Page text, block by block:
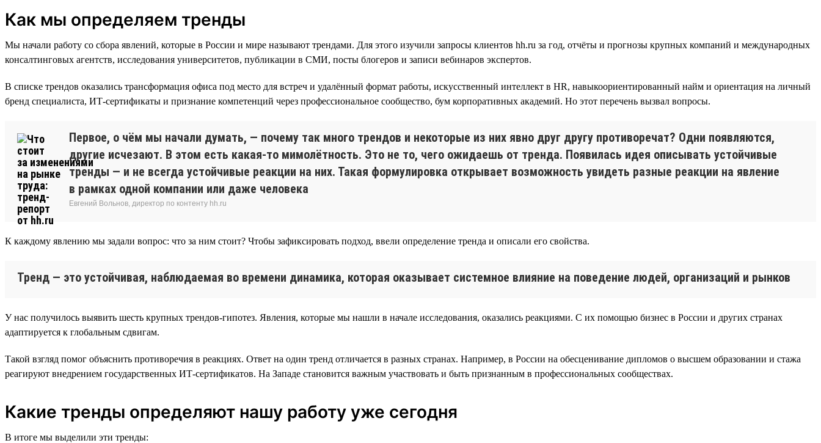
Как мы определяем тренды
Мы начали работу со сбора явлений, которые в России и мире называют трендами. Для этого изучили запросы клиентов hh.ru за год, отчёты и прогнозы крупных компаний и международных
консалтинговых агентств, исследования университетов, публикации в СМИ, посты блогеров и записи вебинаров экспертов.
В списке трендов оказались трансформация офиса под место для встреч и удалённый формат работы, искусственный интеллект в HR, навыкоориентированный найм и ориентация на личный
бренд специалиста, ИТ-сертификаты и признание компетенций через профессиональное сообщество, бум корпоративных академий. Но этот перечень вызвал вопросы.
Первое, о чём мы начали думать, — почему так много трендов и некоторые из них явно друг другу противоречат? Одни появляются,
другие исчезают. В этом есть какая-то мимолётность. Это не то, чего ожидаешь от тренда. Появилась идея описывать устойчивые
тренды — и не всегда устойчивые реакции на них. Такая формулировка открывает возможность увидеть разные реакции на явление
в рамках одной компании или даже человека
Евгений Вольнов, директор по контенту hh.ru
К каждому явлению мы задали вопрос: что за ним стоит? Чтобы зафиксировать подход, ввели определение тренда и описали его свойства.
Тренд — это устойчивая, наблюдаемая во времени динамика, которая оказывает системное влияние на поведение людей, организаций и рынков
У нас получилось выявить шесть крупных трендов-гипотез. Явления, которые мы нашли в начале исследования, оказались реакциями. С их помощью бизнес в России и других странах
адаптируется к глобальным сдвигам.
Такой взгляд помог объяснить противоречия в реакциях. Ответ на один тренд отличается в разных странах. Например, в России на обесценивание дипломов о высшем образовании и стажа
реагируют внедрением государственных ИТ-сертификатов. На Западе становится важным участвовать и быть признанным в профессиональных сообществах.
Какие тренды определяют нашу работу уже сегодня
В итоге мы выделили эти тренды: